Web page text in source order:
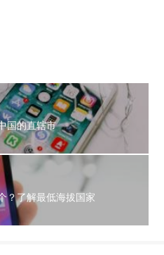
国的直辖市
？了解最低海拔国家